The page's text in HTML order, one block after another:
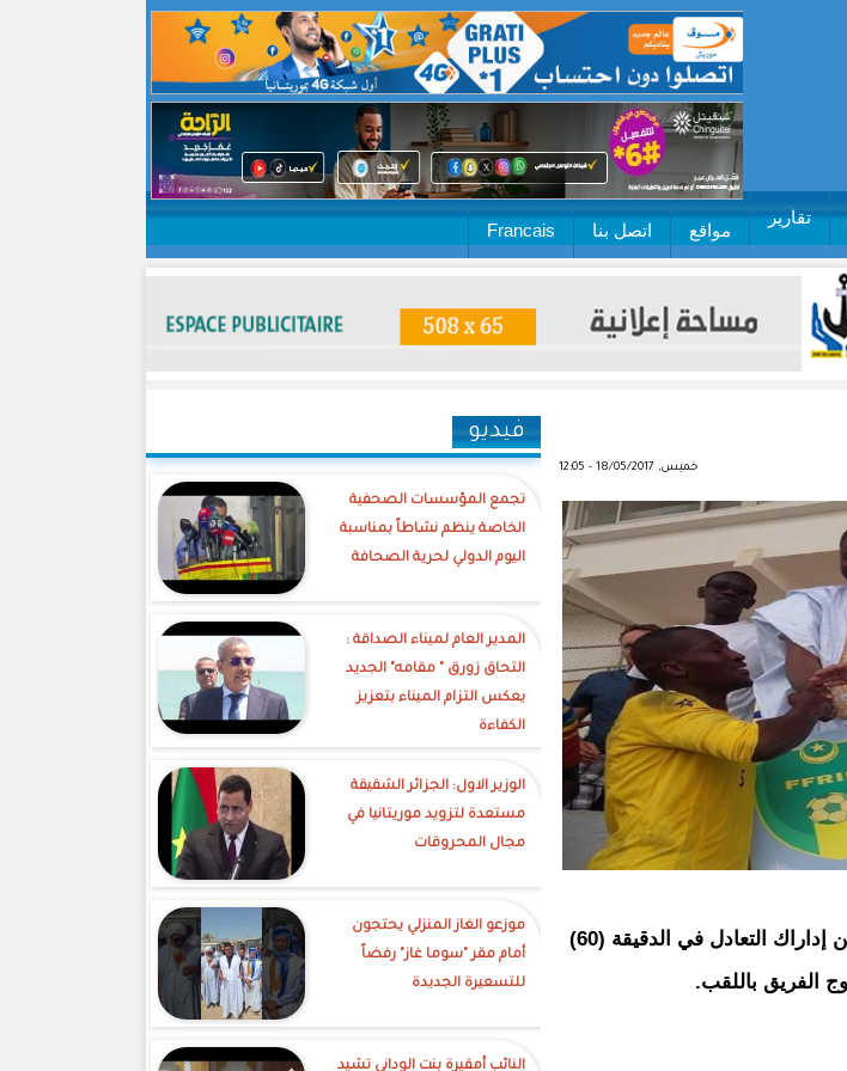
تقارير
مواقع اتصل بنا Francais
خميس, 18/05/2017 - 12:05
لكن كيهيدي، دخل في الشوط الثاني، بشكل مغاير للشوط الأول، وتمكن من إداراك التعادل في الدقيقة (60)
فيديو
تجمع المؤسسات الصحفية
الخاصة ينظم نشاطاً بمناسبة
اليوم الدولي لحرية الصحافة
‎المدير العام لميناء الصداقة :
التحاق زورق " مقامه" الجديد
يعكس التزام الميناء بتعزيز
الكفاءة
الوزير الاول: الجزائر الشقيقة
مستعدة لتزويد موريتانيا في
مجال المحروقات
موزعو الغاز المنزلي يحتجون
أمام مقر "سوما غاز" رفضاً
للتسعيرة الجديدة
النائب أمقيرة بنت الوداني تشيد